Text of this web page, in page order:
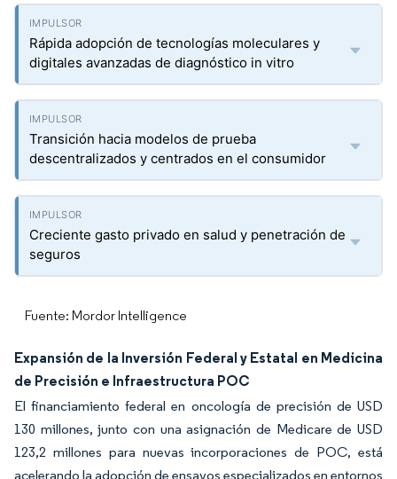
Rápida adopción de tecnologías moleculares y
digitales avanzadas de diagnóstico in vitro
Transición hacia modelos de prueba
descentralizados y centrados en el consumidor
Creciente gasto privado en salud y penetración de
seguros
Fuente: Mordor Intelligence
Expansión de la Inversión Federal y Estatal en Medicina
de Precisión e Infraestructura POC
El financiamiento federal en oncología de precisión de USD
130 millones, junto con una asignación de Medicare de USD
123,2 millones para nuevas incorporaciones de POC, está
acelerando la adopción de ensayos especializados en entornos